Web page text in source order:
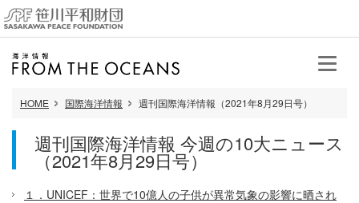
HOME 国際海洋情報 週刊国際海洋情報（2021年8月29日号）
週刊国際海洋情報 今週の10大ニュース
（2021年8月29日号）
１．UNICEF：世界で10億人の子供が異常気象の影響に晒され